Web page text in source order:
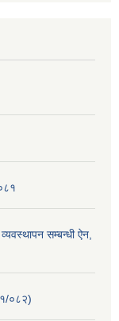
सम्बन्धी ऐन,
०८२)